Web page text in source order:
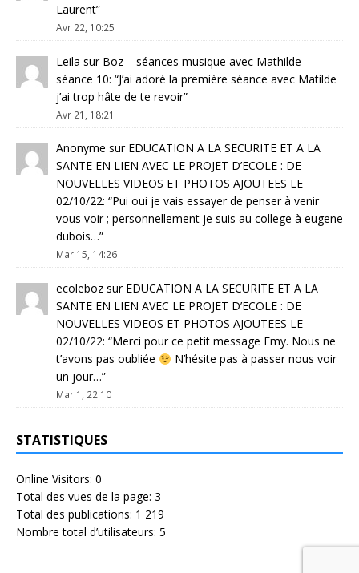
Laurent”
Avr 22, 10:25
Leila sur Boz – séances musique avec Mathilde –
séance 10: “J’ai adoré la première séance avec Matilde
j’ai trop hâte de te revoir”
Avr 21, 18:21
Anonyme sur EDUCATION A LA SECURITE ET A LA
SANTE EN LIEN AVEC LE PROJET D’ECOLE : DE
NOUVELLES VIDEOS ET PHOTOS AJOUTEES LE
02/10/22: “Pui oui je vais essayer de penser à venir
vous voir ; personnellement je suis au college à eugene
dubois…”
Mar 15, 14:26
ecoleboz sur EDUCATION A LA SECURITE ET A LA
SANTE EN LIEN AVEC LE PROJET D’ECOLE : DE
NOUVELLES VIDEOS ET PHOTOS AJOUTEES LE
02/10/22: “Merci pour ce petit message Emy. Nous ne
t’avons pas oubliée
N’hésite pas à passer nous voir
un jour…”
Mar 1, 22:10
STATISTIQUES
Online Visitors: 0
Total des vues de la page: 3
Total des publications: 1 219
Nombre total d’utilisateurs: 5